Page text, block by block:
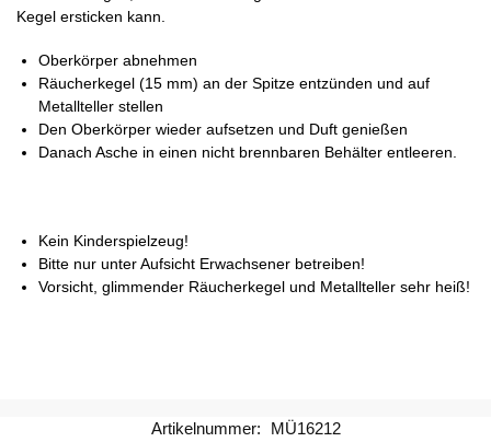
Kegel ersticken kann.
Oberkörper abnehmen
Räucherkegel (15 mm) an der Spitze entzünden und auf
Metallteller stellen
Den Oberkörper wieder aufsetzen und Duft genießen
Danach Asche in einen nicht brennbaren Behälter entleeren.
Kein Kinderspielzeug!
Bitte nur unter Aufsicht Erwachsener betreiben!
Vorsicht, glimmender Räucherkegel und Metallteller sehr heiß!
Artikelnummer:
MÜ16212